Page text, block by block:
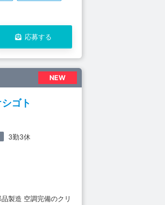
応募する
NEW
ゴト
3勤3休
製造 空調完備のクリ